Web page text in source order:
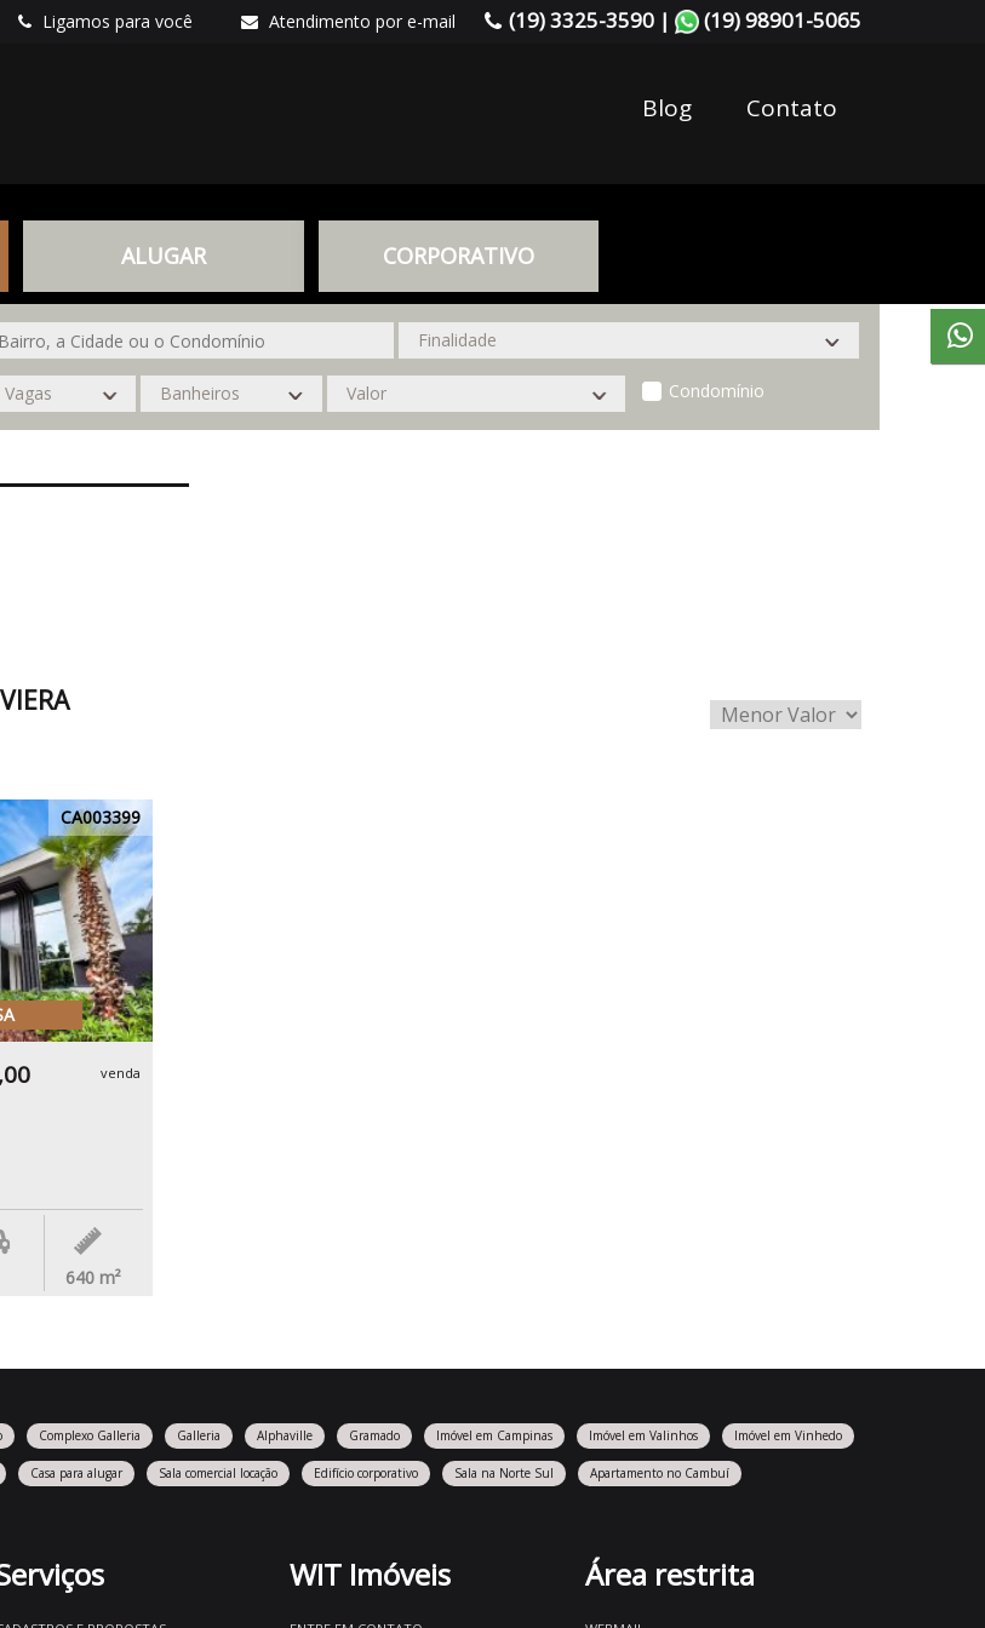
Ligamos para você Atendimento por e-mail (19) 3325-3590 | (19) 98901-5065
Blog Contato
ALUGAR CORPORATIVO
Condomínio
CA003399
venda
640 m²
Complexo Galleria Galleria Alphaville Gramado Imóvel em Campinas Imóvel em Valinhos Imóvel em Vinhedo
Casa para alugar Sala comercial locação Edifício corporativo Sala na Norte Sul Apartamento no Cambuí
WIT Imóveis Área restrita